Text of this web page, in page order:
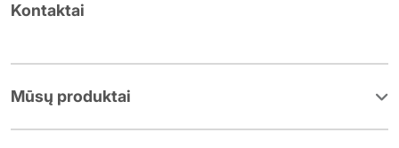
Kontaktai
Mūsų produktai